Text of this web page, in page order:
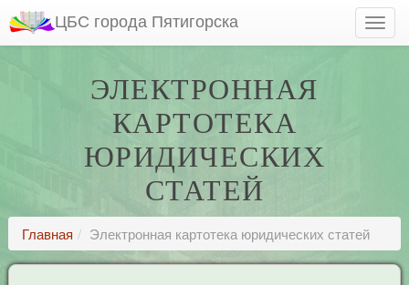
ЦБС города Пятигорска
ЭЛЕКТРОННАЯ
КАРТОТЕКА
ЮРИДИЧЕСКИХ
СТАТЕЙ
Главная Электронная картотека юридических статей